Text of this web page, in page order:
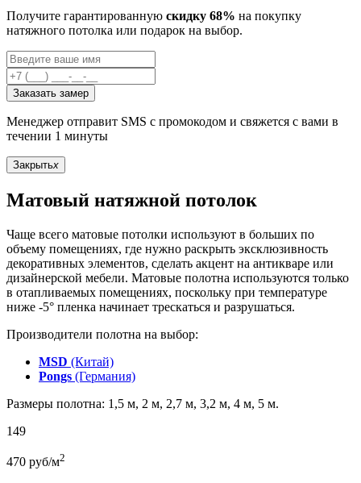
Получите гарантированную скидку 68% на покупку
натяжного потолка или подарок на выбор.
Заказать замер
Менеджер отправит SMS с промокодом и свяжется с вами в
течении 1 минуты
Закрытьx
Матовый натяжной потолок
Чаще всего матовые потолки используют в больших по
объему помещениях, где нужно раскрыть эксклюзивность
декоративных элементов, сделать акцент на антикваре или
дизайнерской мебели. Матовые полотна используются только
в отапливаемых помещениях, поскольку при температуре
ниже -5° пленка начинает трескаться и разрушаться.
Производители полотна на выбор:
MSD (Китай)
Pongs (Германия)
Размеры полотна: 1,5 м, 2 м, 2,7 м, 3,2 м, 4 м, 5 м.
149
470 руб/м2